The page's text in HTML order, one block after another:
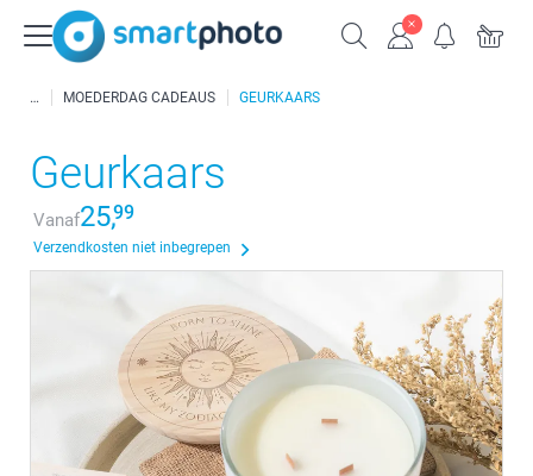
MOEDERDAG CADEAUS GEURKAARS
Geurkaars
Vanaf25,99
Verzendkosten niet inbegrepen